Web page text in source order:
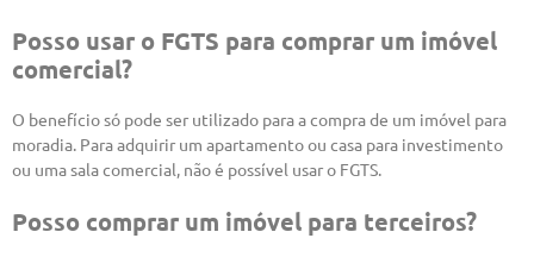
Posso usar o FGTS para comprar um imóvel
comercial?
O benefício só pode ser utilizado para a compra de um imóvel para
moradia. Para adquirir um apartamento ou casa para investimento
ou uma sala comercial, não é possível usar o FGTS.
Posso comprar um imóvel para terceiros?